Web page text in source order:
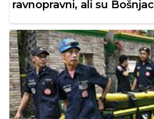
ravnopravni, ali su